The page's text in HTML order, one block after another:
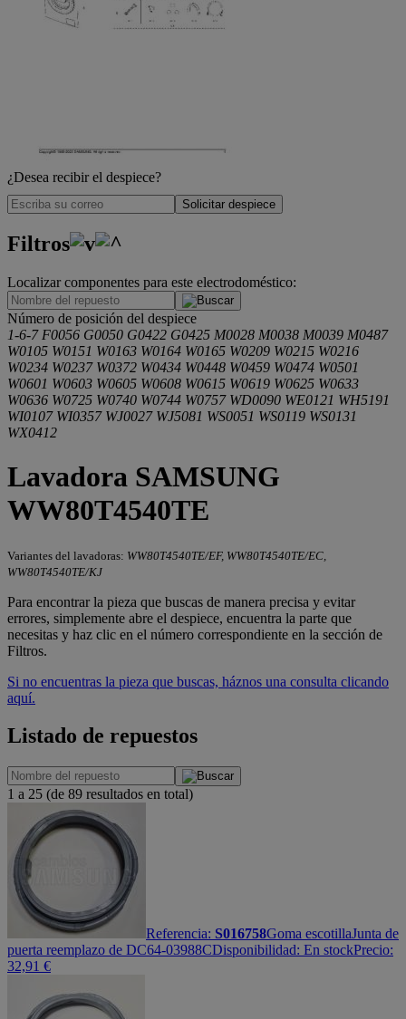
¿Desea recibir el despiece?
Solicitar despiece
Filtros
Localizar componentes para este electrodoméstico:
Número de posición del despiece
1-6-7 F0056 G0050 G0422 G0425 M0028 M0038 M0039 M0487
W0105 W0151 W0163 W0164 W0165 W0209 W0215 W0216
W0234 W0237 W0372 W0434 W0448 W0459 W0474 W0501
W0601 W0603 W0605 W0608 W0615 W0619 W0625 W0633
W0636 W0725 W0740 W0744 W0757 WD0090 WE0121 WH5191
WI0107 WI0357 WJ0027 WJ5081 WS0051 WS0119 WS0131
WX0412
Lavadora SAMSUNG
WW80T4540TE
Variantes del lavadoras: WW80T4540TE/EF, WW80T4540TE/EC,
WW80T4540TE/KJ
Para encontrar la pieza que buscas de manera precisa y evitar
errores, simplemente abre el despiece, encuentra la parte que
necesitas y haz clic en el número correspondiente en la sección de
Filtros.
Si no encuentras la pieza que buscas, háznos una consulta clicando
aquí.
Listado de repuestos
1 a 25 (de 89 resultados en total)
Referencia: S016758Goma escotillaJunta de
puerta reemplazo de DC64-03988CDisponibilidad: En stockPrecio:
32,91 €